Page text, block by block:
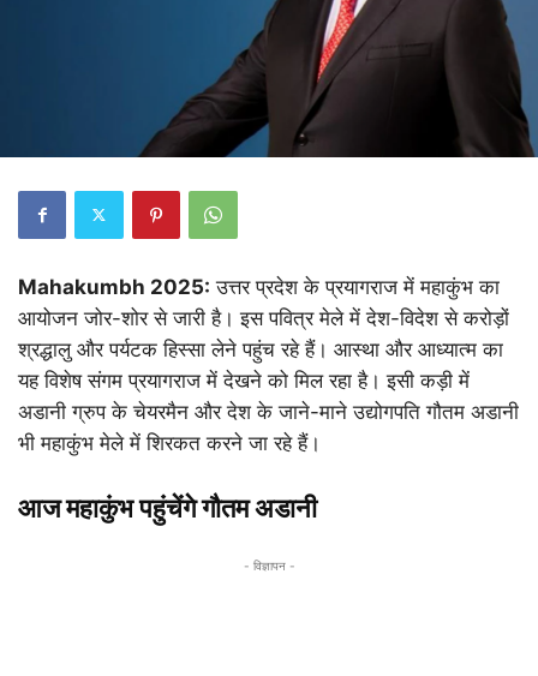
Mahakumbh 2025: उत्तर प्रदेश के प्रयागराज में महाकुंभ का
आयोजन जोर-शोर से जारी है। इस पवित्र मेले में देश-विदेश से करोड़ों
श्रद्धालु और पर्यटक हिस्सा लेने पहुंच रहे हैं। आस्था और आध्यात्म का
यह विशेष संगम प्रयागराज में देखने को मिल रहा है। इसी कड़ी में
अडानी ग्रुप के चेयरमैन और देश के जाने-माने उद्योगपति गौतम अडानी
भी महाकुंभ मेले में शिरकत करने जा रहे हैं।
आज महाकुंभ पहुंचेंगे गौतम अडानी
- विज्ञापन -